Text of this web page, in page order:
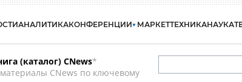
АНАЛИТИКАКОНФЕРЕНЦИИ МАРКЕТТЕХНИКАНАУКА
(каталог) CNews*
CNews по ключевому